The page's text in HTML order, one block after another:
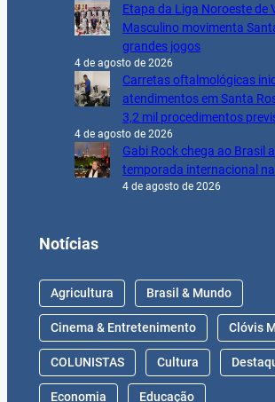
Etapa da Liga Noroeste de
Masculino movimenta
grandes jogos
4 de agosto de 2026
Carretas oftalmológicas
atendimentos em Santa
3,2 mil procedimentos
4 de agosto de 2026
Gabi Rock chega ao Brasil
temporada internacional
4 de agosto de 2026
Notícias
Agricultura Brasil & Mundo
Cinema & Entretenimento Clóvis
COLUNISTAS Cultura
Economia Educação